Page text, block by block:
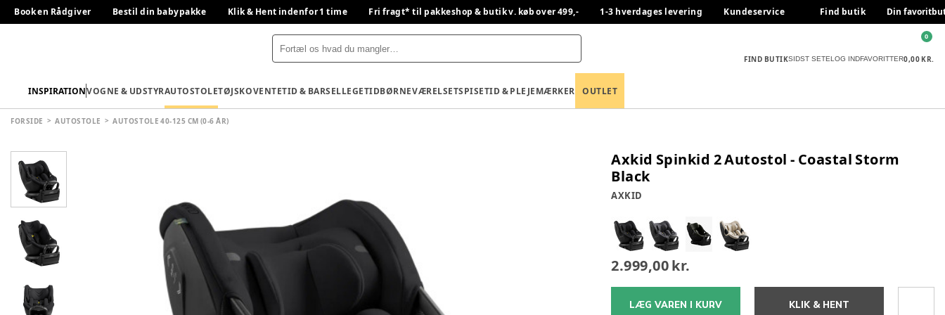
Book en Rådgiver Bestil din babypakke Klik & Hent indenfor 1 time Fri fragt* til pakkeshop & butik v. køb over 499,- 1-3 hverdages levering Kundeservice Find butik Din
FIND BUTIKSIDST SETELOG INDFAVORITTER0,00 KR.
0
INSPIRATIONVOGNE & UDSTYRAUTOSTOLETØJSKOVENTETID & BARSELLEGETIDBØRNEVÆRELSETSPISETID & PLEJEMÆRKER OUTLET
FORSIDE AUTOSTOLE AUTOSTOLE 40-125 CM (0-6 ÅR)
Axkid Spinkid 2 Autostol - Coastal Storm
Black
AXKID
2.999,00 kr.
LÆG VAREN I KURV KLIK & HENT